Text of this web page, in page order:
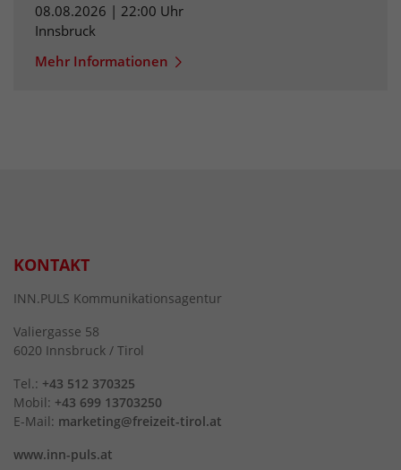
08.08.2026 | 22:00 Uhr
Innsbruck
Mehr Informationen
KONTAKT
INN.PULS Kommunikationsagentur
Valiergasse 58
6020 Innsbruck / Tirol
Tel.: +43 512 370325
Mobil: +43 699 13703250
E-Mail: marketing@freizeit-tirol.at
www.inn-puls.at